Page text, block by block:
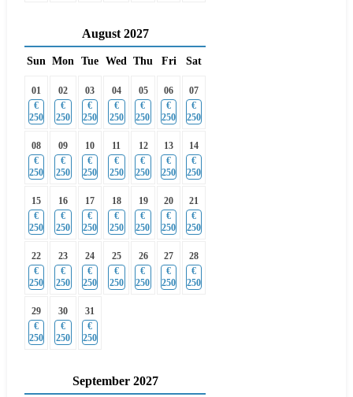
August 2027
Sun Mon Tue Wed Thu Fri Sat
01
€
250
02
€
250
03
€
250
04
€
250
05
€
250
06
€
250
07
€
250
08
€
250
09
€
250
10
€
250
11
€
250
12
€
250
13
€
250
14
€
250
15
€
250
16
€
250
17
€
250
18
€
250
19
€
250
20
€
250
21
€
250
22
€
250
23
€
250
24
€
250
25
€
250
26
€
250
27
€
250
28
€
250
29
€
250
30
€
250
31
€
250
September 2027